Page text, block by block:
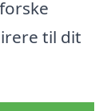
til dit